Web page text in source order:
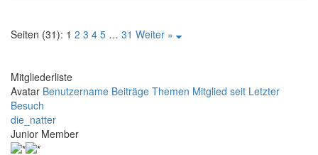
Seiten (31): 1 2 3 4 5 … 31 Weiter »
Mitgliederliste
Avatar Benutzername Beiträge Themen Mitglied seit Letzter
Besuch
die_natter
Junior Member